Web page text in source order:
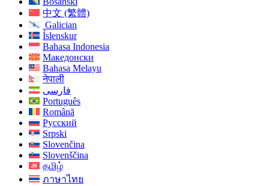
中文 (繁體)
Galician
Íslenskur
Bahasa Indonesia
Македонски
Bahasa Melayu
नेपाली
فارسی
Português
Română
Русский
Srpski
Slovenčina
Slovenščina
தமிழ்
ภาษาไทย